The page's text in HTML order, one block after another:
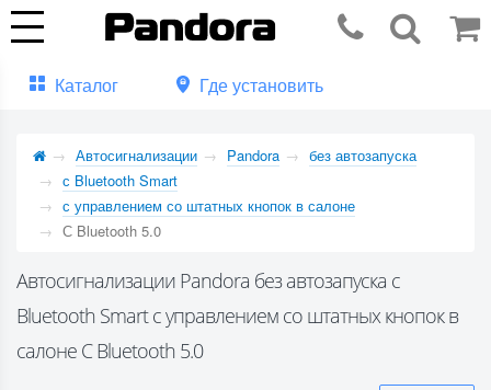
Каталог Где установить
Автосигнализации Pandora
без автозапуска
с Bluetooth Smart
с управлением со штатных кнопок в салоне
С Bluetooth 5.0
Автосигнализации Pandora без автозапуска с
Bluetooth Smart с управлением со штатных кнопок в
салоне С Bluetooth 5.0